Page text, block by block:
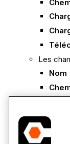
Les
Nom